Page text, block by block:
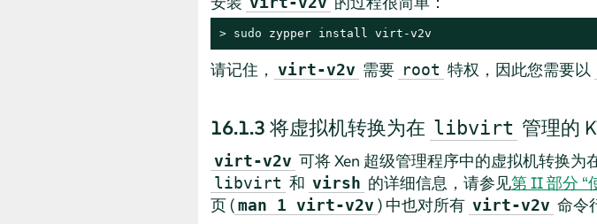
> sudo zypper install virt-v2v
请记住， virt-v2v 需要 root 特权，因此您需要以
16.1.3 将虚拟机转换为在 libvirt 管理的
virt-v2v 可将 Xen 超级管理程序中的虚拟机转换为
libvirt 和 virsh 的详细信息，请参见第 II 部分 “
页 ( man 1 virt-v2v ) 中也对所有 virt-v2v 命令